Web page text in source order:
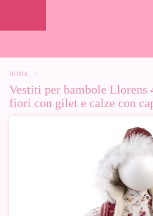
HOME >
Vestiti per bambole Llorens
fiori con gilet e calze con